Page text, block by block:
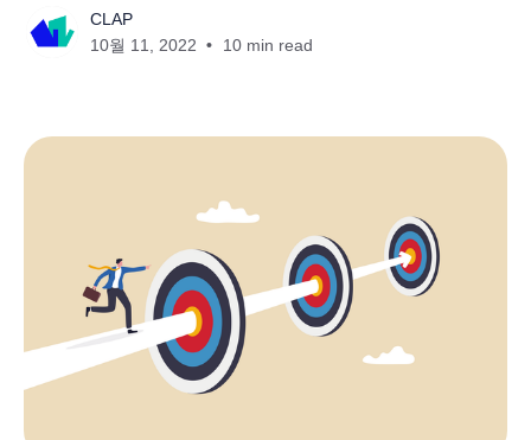
CLAP
10월 11, 2022
10 min read